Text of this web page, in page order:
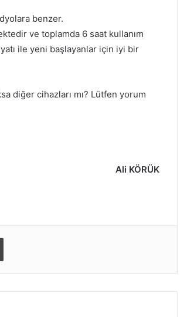
benzer.
ve toplamda 6 saat kullanım
ile yeni başlayanlar için iyi bir
diğer cihazları mı? Lütfen yorum
Ali KÖRÜK
Yazdır
Detaylar
Quad İlk Kalkışta Takla Atma Sorunu